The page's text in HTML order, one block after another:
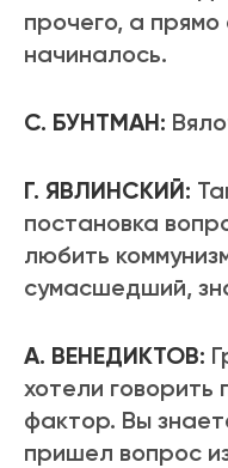
прочего, а прямо
начиналось.
С. БУНТМАН:
Г. ЯВЛИНСКИЙ:
постановка
любить
сумасшедший,
А. ВЕНЕДИКТОВ:
хотели говорить
фактор. Вы
пришел вопрос